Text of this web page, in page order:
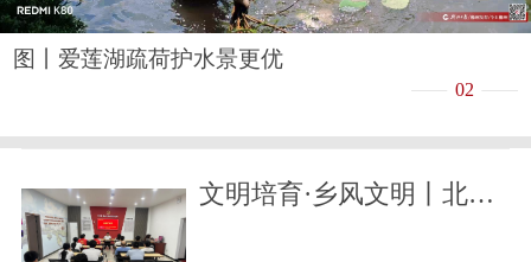
图丨爱莲湖疏荷护水景更优
02
文明培育·乡风文明丨北湖